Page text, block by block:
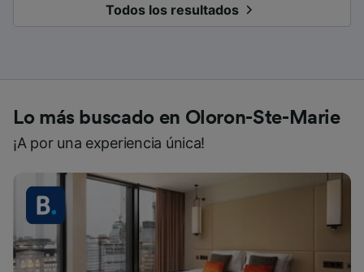
Todos los resultados
Lo más buscado en Oloron-Ste-Marie
¡A por una experiencia única!